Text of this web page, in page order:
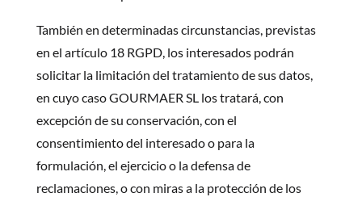
También en determinadas circunstancias, previstas
en el artículo 18 RGPD, los interesados podrán
solicitar la limitación del tratamiento de sus datos,
en cuyo caso GOURMAER SL los tratará, con
excepción de su conservación, con el
consentimiento del interesado o para la
formulación, el ejercicio o la defensa de
reclamaciones, o con miras a la protección de los